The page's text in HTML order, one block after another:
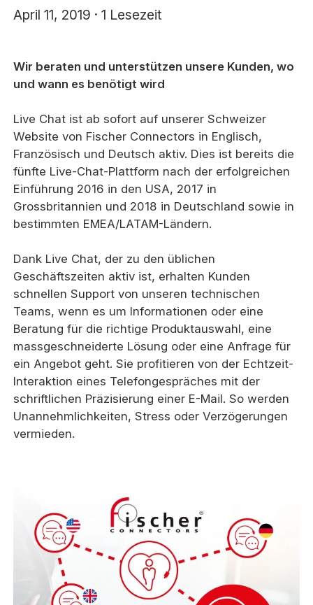
April 11, 2019 · 1 Lesezeit
Wir beraten und unterstützen unsere Kunden, wo
und wann es benötigt wird
Live Chat ist ab sofort auf unserer Schweizer
Website von Fischer Connectors in Englisch,
Französisch und Deutsch aktiv. Dies ist bereits die
fünfte Live-Chat-Plattform nach der erfolgreichen
Einführung 2016 in den USA, 2017 in
Grossbritannien und 2018 in Deutschland sowie in
bestimmten EMEA/LATAM-Ländern.
Dank Live Chat, der zu den üblichen
Geschäftszeiten aktiv ist, erhalten Kunden
schnellen Support von unseren technischen
Teams, wenn es um Informationen oder eine
Beratung für die richtige Produktauswahl, eine
massgeschneiderte Lösung oder eine Anfrage für
ein Angebot geht. Sie profitieren von der Echtzeit-
Interaktion eines Telefongespräches mit der
schriftlichen Präzisierung einer E-Mail. So werden
Unannehmlichkeiten, Stress oder Verzögerungen
vermieden.